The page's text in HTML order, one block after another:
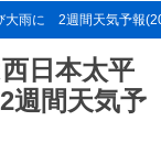
大雨に 2週間天気予報
日本太平
間天気予